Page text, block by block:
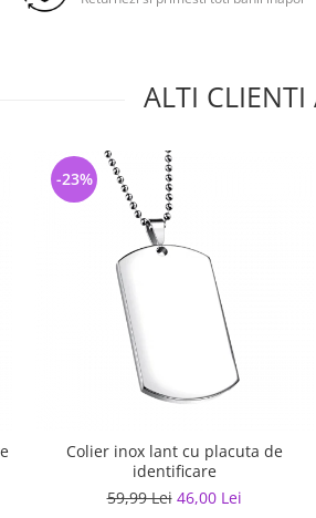
ALTI
Colier inox lant cu placuta de
identificare
59,99 Lei 46,00 Lei
-23%